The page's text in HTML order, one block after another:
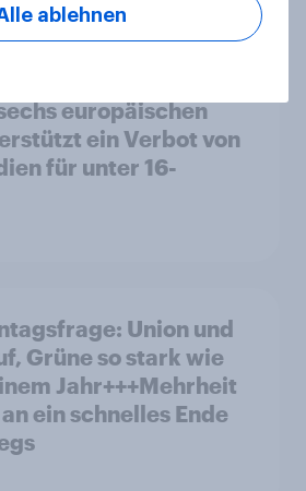
europäischen
ein Verbot von
für unter 16-
Union und
Grüne so stark wie
Jahr+++Mehrheit
ein schnelles Ende
ablehnen